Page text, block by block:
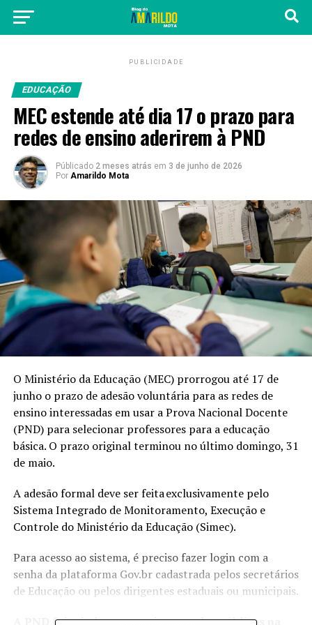
PUBLICIDADE
EDUCAÇÃO
MEC estende até dia 17 o prazo para
redes de ensino aderirem à PND
Públicado 2 meses atrás em 3 de junho de 2026
Por Amarildo Mota
O Ministério da Educação (MEC) prorrogou até 17 de
junho o prazo de adesão voluntária para as redes de
ensino interessadas em usar a Prova Nacional Docente
(PND) para selecionar professores para a educação
básica. O prazo original terminou no último domingo, 31
de maio.
A adesão formal deve ser feita exclusivamente pelo
Sistema Integrado de Monitoramento, Execução e
Controle do Ministério da Educação (Simec).
Para acesso ao sistema, é preciso fazer login com a
senha da plataforma Gov.br cadastrada pelos secretários
de Educação ou pelos dirigentes estaduais ou municipais.
A PND foi criada para apoiar as redes públicas na